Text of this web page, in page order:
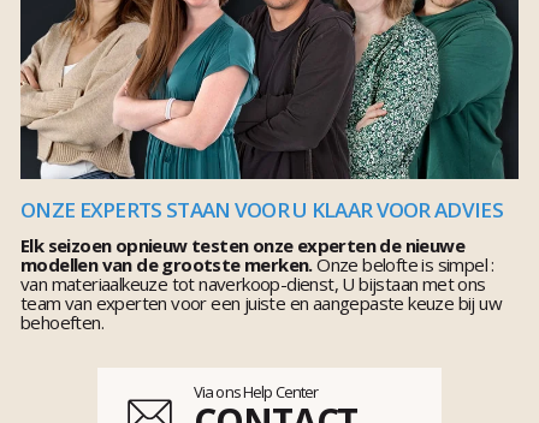
ONZE EXPERTS STAAN VOOR U KLAAR VOOR ADVIES
Elk seizoen opnieuw testen onze experten de nieuwe
modellen van de grootste merken.Onze belofte is simpel :
van materiaalkeuze tot naverkoop-dienst, U bijstaan met ons
team van experten voor een juiste en aangepaste keuze bij uw
behoeften.
Via ons Help Center